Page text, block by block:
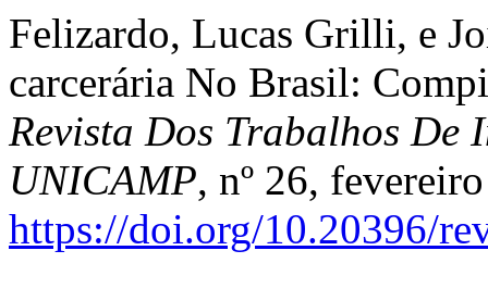
Felizardo, Lucas Grilli, e
carcerária No Brasil:
Revista Dos Trabalhos
UNICAMP, nº 26,
https://doi.org/10.20396/